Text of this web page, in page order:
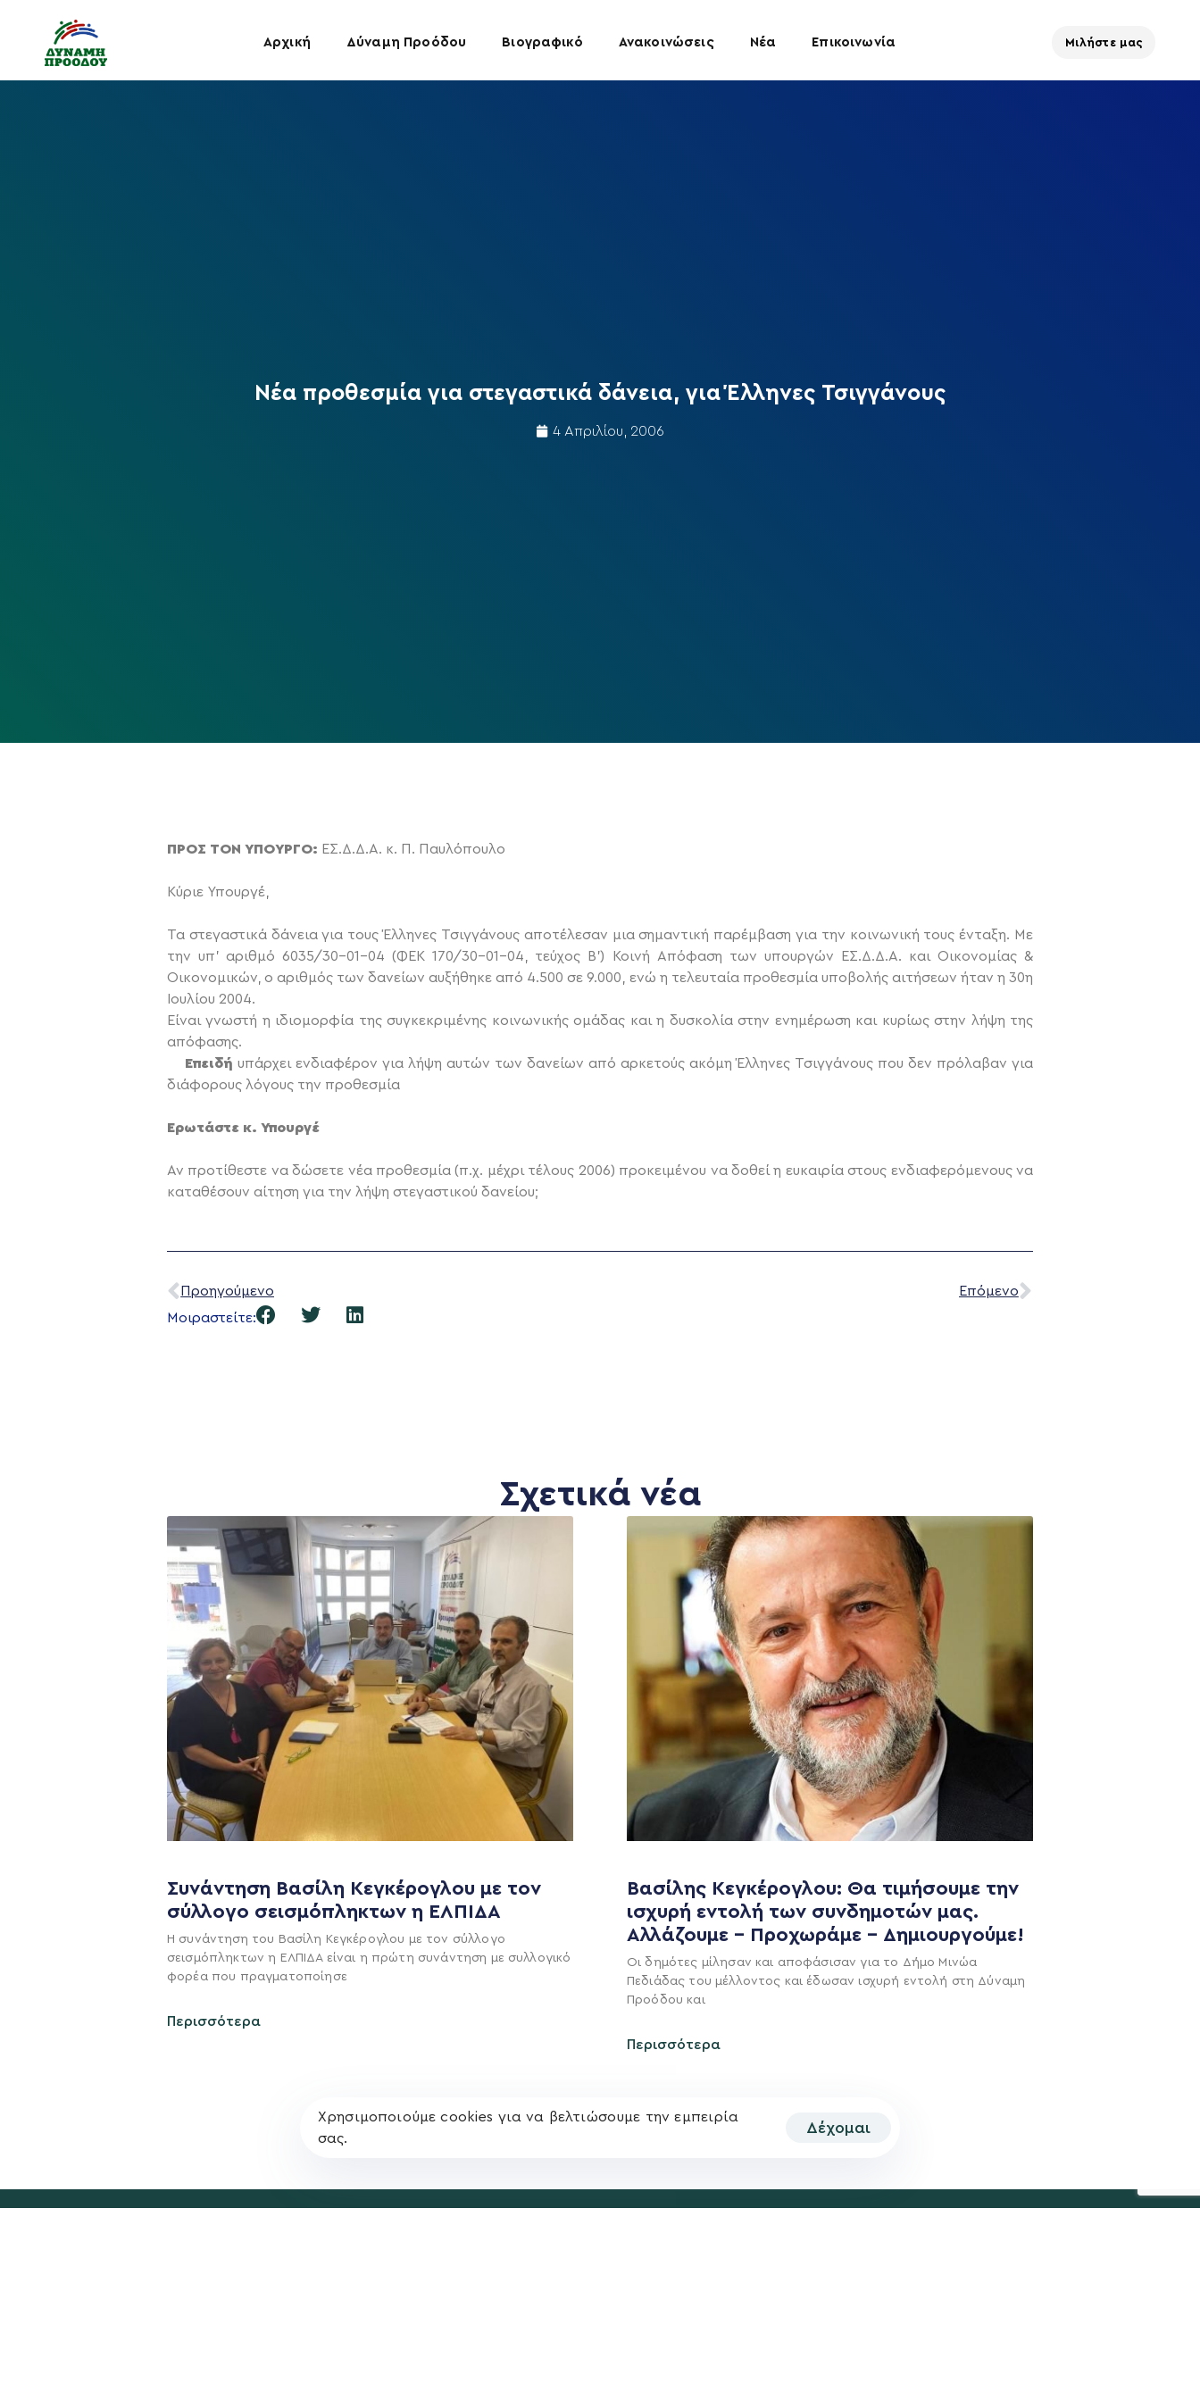
Αρχική Δύναμη Προόδου Βιογραφικό Ανακοινώσεις Νέα Επικοινωνία Μιλήστε μας
Νέα προθεσμία για στεγαστικά δάνεια, για Έλληνες Τσιγγάνους
4 Απριλίου, 2006
ΠΡΟΣ ΤΟΝ ΥΠΟΥΡΓΟ: ΕΣ.Δ.Δ.Α. κ. Π. Παυλόπουλο
Κύριε Υπουργέ,
Τα στεγαστικά δάνεια για τους Έλληνες Τσιγγάνους αποτέλεσαν μια σημαντική παρέμβαση για την κοινωνική τους ένταξη. Με
την υπ’ αριθμό 6035/30-01-04 (ΦΕΚ 170/30-01-04, τεύχος Β’) Κοινή Απόφαση των υπουργών ΕΣ.Δ.Δ.Α. και Οικονομίας &
Οικονομικών, ο αριθμός των δανείων αυξήθηκε από 4.500 σε 9.000, ενώ η τελευταία προθεσμία υποβολής αιτήσεων ήταν η 30η
Ιουλίου 2004.
Είναι γνωστή η ιδιομορφία της συγκεκριμένης κοινωνικής ομάδας και η δυσκολία στην ενημέρωση και κυρίως στην λήψη της
απόφασης.
Επειδή υπάρχει ενδιαφέρον για λήψη αυτών των δανείων από αρκετούς ακόμη Έλληνες Τσιγγάνους που δεν πρόλαβαν για
διάφορους λόγους την προθεσμία
Ερωτάστε κ. Υπουργέ
Αν προτίθεστε να δώσετε νέα προθεσμία (π.χ. μέχρι τέλους 2006) προκειμένου να δοθεί η ευκαιρία στους ενδιαφερόμενους να
καταθέσουν αίτηση για την λήψη στεγαστικού δανείου;
Προηγούμενο
Επόμενο
Μοιραστείτε:
Σχετικά νέα
Συνάντηση Βασίλη Κεγκέρογλου με τον
σύλλογο σεισμόπληκτων η ΕΛΠΙΔΑ
Η συνάντηση του Βασίλη Κεγκέρογλου με τον σύλλογο
σεισμόπληκτων η ΕΛΠΙΔΑ είναι η πρώτη συνάντηση με συλλογικό
φορέα που πραγματοποίησε
Περισσότερα
Βασίλης Κεγκέρογλου: Θα τιμήσουμε την
ισχυρή εντολή των συνδημοτών μας.
Αλλάζουμε – Προχωράμε – Δημιουργούμε!
Οι δημότες μίλησαν και αποφάσισαν για το Δήμο Μινώα
Πεδιάδας του μέλλοντος και έδωσαν ισχυρή εντολή στη Δύναμη
Προόδου και
Περισσότερα
Η ΠΑΡΆΤΑΞΗ
Όραμα
Σχέδιο
MEDIA
Ανακοινώσεις
ΕΚΛΟΓΙΚΌ ΚΈΝΤΡΟ
+(30) 289 102 4800
Ηλ. ταχυδρομείο
NEWSLETTER
Χρησιμοποιούμε cookies για να βελτιώσουμε την εμπειρία
σας.
Δέχομαι